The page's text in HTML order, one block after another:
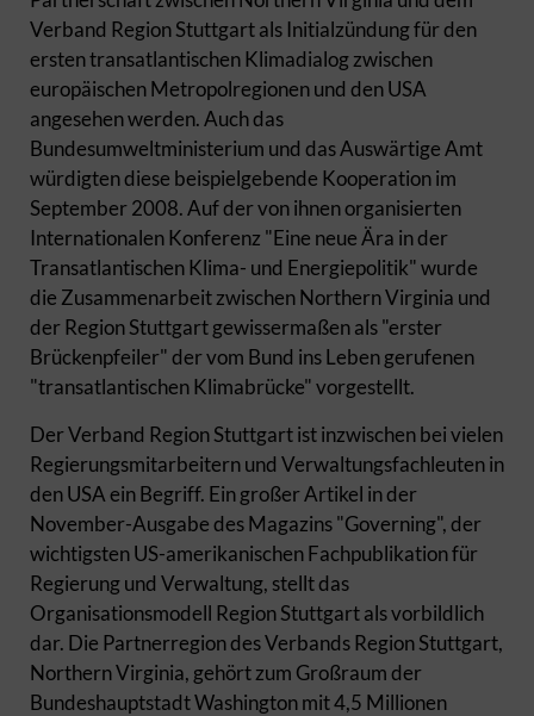
Verband Region Stuttgart als Initialzündung für den
ersten transatlantischen Klimadialog zwischen
europäischen Metropolregionen und den USA
angesehen werden. Auch das
Bundesumweltministerium und das Auswärtige Amt
würdigten diese beispielgebende Kooperation im
September 2008. Auf der von ihnen organisierten
Internationalen Konferenz "Eine neue Ära in der
Transatlantischen Klima- und Energiepolitik" wurde
die Zusammenarbeit zwischen Northern Virginia und
der Region Stuttgart gewissermaßen als "erster
Brückenpfeiler" der vom Bund ins Leben gerufenen
"transatlantischen Klimabrücke" vorgestellt.
Der Verband Region Stuttgart ist inzwischen bei vielen
Regierungsmitarbeitern und Verwaltungsfachleuten in
den USA ein Begriff. Ein großer Artikel in der
November-Ausgabe des Magazins "Governing", der
wichtigsten US-amerikanischen Fachpublikation für
Regierung und Verwaltung, stellt das
Organisationsmodell Region Stuttgart als vorbildlich
dar. Die Partnerregion des Verbands Region Stuttgart,
Northern Virginia, gehört zum Großraum der
Bundeshauptstadt Washington mit 4,5 Millionen